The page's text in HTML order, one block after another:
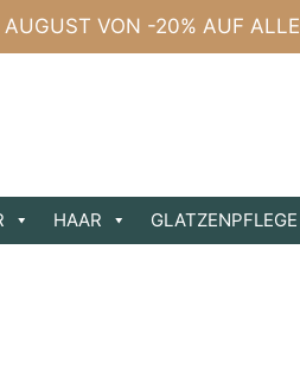
AUGUST VON -20% AUF ALLE
HAAR GLATZENPFLEGE